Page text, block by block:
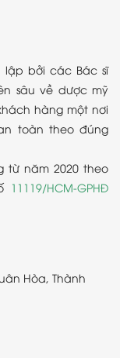
lập bởi các Bác sĩ
sâu về dược mỹ
hàng một nơi
toàn theo đúng
từ năm 2020 theo
11119/HCM-GPHĐ
Hòa, Thành